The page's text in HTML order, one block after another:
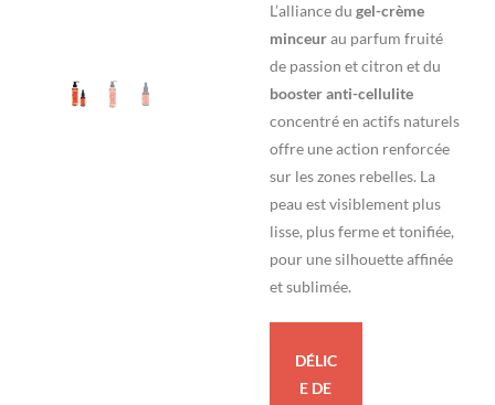
L’alliance du gel-crème
minceurau parfum fruité
de passion et citron et du
booster anti-cellulite
concentré en actifs naturels
offre une action renforcée
sur les zones rebelles. La
peau est visiblement plus
lisse, plus ferme et tonifiée,
pour une silhouette affinée
et sublimée.
DÉLIC
E DE